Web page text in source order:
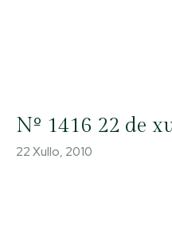
Nº 1416 22 de
22 Xullo, 2010